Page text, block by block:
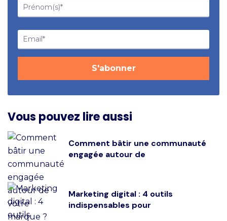
Vous pouvez lire aussi
Comment bâtir une communauté
engagée autour de
Marketing digital : 4 outils
indispensables pour